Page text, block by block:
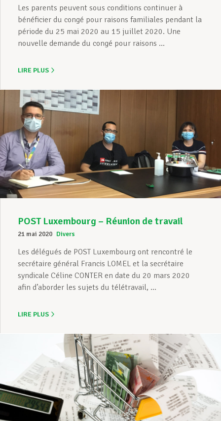
Les parents peuvent sous conditions continuer à
bénéficier du congé pour raisons familiales pendant la
période du 25 mai 2020 au 15 juillet 2020. Une
nouvelle demande du congé pour raisons ...
LIRE PLUS
POST Luxembourg – Réunion de travail
21 mai 2020 Divers
Les délégués de POST Luxembourg ont rencontré le
secrétaire général Francis LOMEL et la secrétaire
syndicale Céline CONTER en date du 20 mars 2020
afin d’aborder les sujets du télétravail, ...
LIRE PLUS